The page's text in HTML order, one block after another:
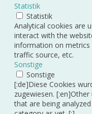
Statistik
Statistik
Analytical cookies are
interact with the
information on
traffic source, etc.
Sonstige
Sonstige
[:de]Diese Cookies
zugewiesen.
that are being